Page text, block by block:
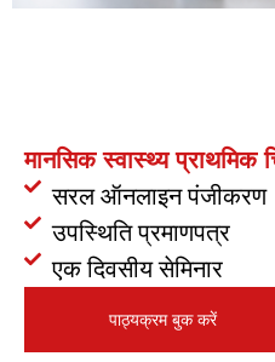
मानसिक स्वास्थ्य प्राथमिक
सरल ऑनलाइन पंजीकरण
उपस्थिति प्रमाणपत्र
एक दिवसीय सेमिनार
पाठ्यक्रम बुक करें